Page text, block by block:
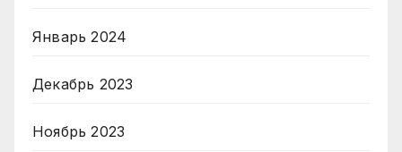
Январь 2024
Декабрь 2023
Ноябрь 2023